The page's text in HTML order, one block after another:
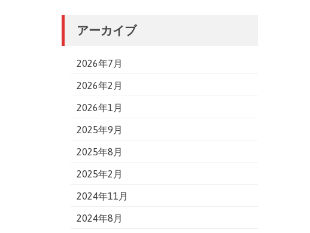
アーカイブ
2026年7月
2026年2月
2026年1月
2025年9月
2025年8月
2025年2月
2024年11月
2024年8月